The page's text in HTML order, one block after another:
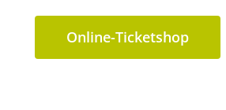
Online-Ticketshop